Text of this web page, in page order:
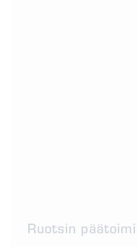
Ruotsin